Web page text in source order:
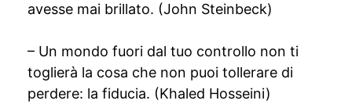
avesse mai brillato. (John Steinbeck)
– Un mondo fuori dal tuo controllo non ti
toglierà la cosa che non puoi tollerare di
perdere: la fiducia. (Khaled Hosseini)